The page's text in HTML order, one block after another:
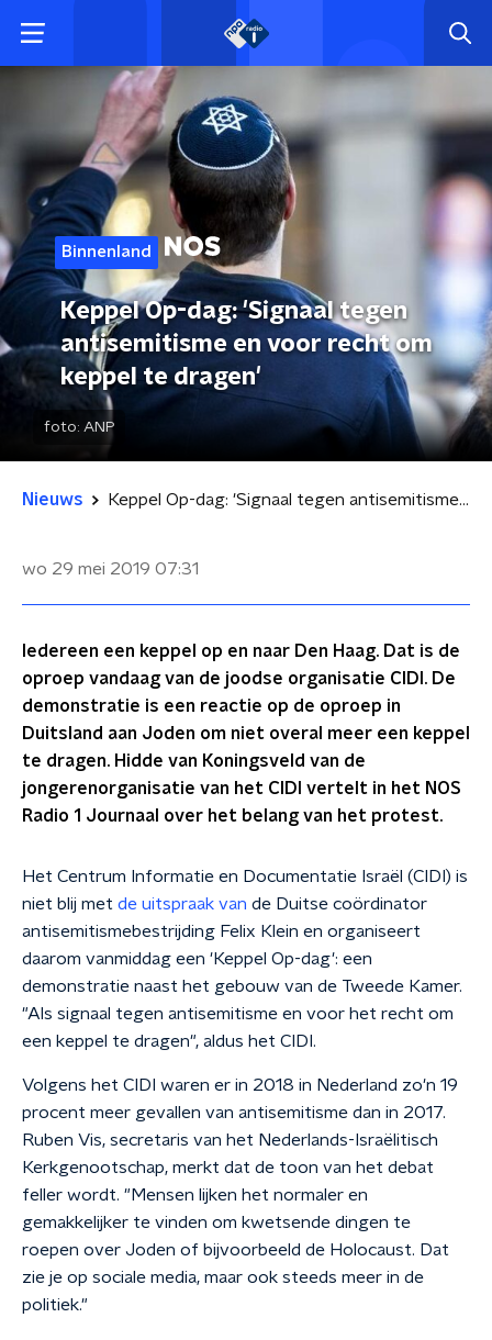
Binnenland
Keppel Op-dag: 'Signaal tegen
antisemitisme en voor recht om
keppel te dragen'
foto: ANP
Nieuws Keppel Op-dag: 'Signaal tegen antisemitisme en voor recht om keppel te dragen'
wo 29 mei 2019 07:31
Iedereen een keppel op en naar Den Haag. Dat is de
oproep vandaag van de joodse organisatie CIDI. De
demonstratie is een reactie op de oproep in
Duitsland aan Joden om niet overal meer een keppel
te dragen. Hidde van Koningsveld van de
jongerenorganisatie van het CIDI vertelt in het NOS
Radio 1 Journaal over het belang van het protest.
Het Centrum Informatie en Documentatie Israël (CIDI) is
niet blij met de uitspraak van de Duitse coördinator
antisemitismebestrijding Felix Klein en organiseert
daarom vanmiddag een 'Keppel Op-dag': een
demonstratie naast het gebouw van de Tweede Kamer.
"Als signaal tegen antisemitisme en voor het recht om
een keppel te dragen", aldus het CIDI.
Volgens het CIDI waren er in 2018 in Nederland zo'n 19
procent meer gevallen van antisemitisme dan in 2017.
Ruben Vis, secretaris van het Nederlands-Israëlitisch
Kerkgenootschap, merkt dat de toon van het debat
feller wordt. "Mensen lijken het normaler en
gemakkelijker te vinden om kwetsende dingen te
roepen over Joden of bijvoorbeeld de Holocaust. Dat
zie je op sociale media, maar ook steeds meer in de
politiek."